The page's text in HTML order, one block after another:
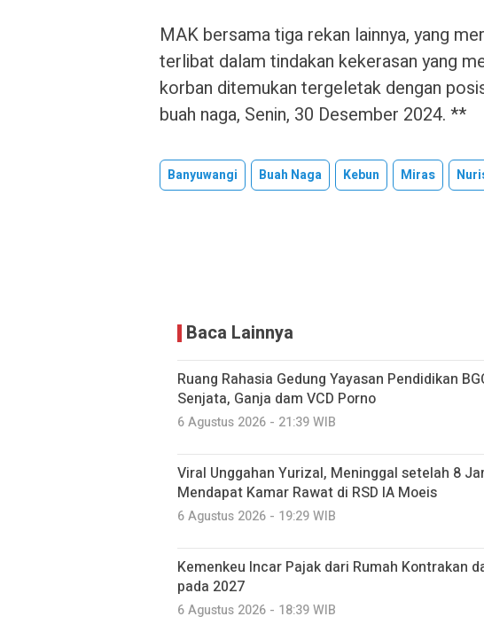
MAK bersama tiga rekan lainnya, yang
terlibat dalam tindakan kekerasan yang
korban ditemukan tergeletak dengan
buah naga, Senin, 30 Desember 2024. **
Banyuwangi Buah Naga Kebun Miras
Baca Lainnya
Ruang Rahasia Gedung Yayasan Pendidikan
Senjata, Ganja dam VCD Porno
6 Agustus 2026 - 21:39 WIB
Viral Unggahan Yurizal, Meninggal setelah 8
Mendapat Kamar Rawat di RSD IA Moeis
6 Agustus 2026 - 19:29 WIB
Kemenkeu Incar Pajak dari Rumah Kontrakan
pada 2027
6 Agustus 2026 - 18:39 WIB